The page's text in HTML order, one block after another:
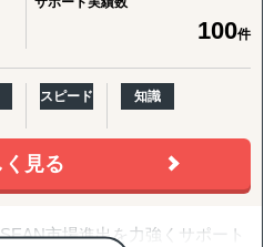
戦略を徹底的に解剖し、貴社
まで実施します。
の第一線を走る方への一次取
。
査ということもあり、匿名性
ます。そのため、クライアン
ております。
プ構築であることをポリシー
とスピーディーなバックアッ
した最適なソリューション
「どの国に・何を・どうやっ
ていない
ス・ノウハウが社内にない
理店をどう探せばよいかわか
したいが、出品・運用のノウ
物流の組み方に不安がある
100件
スピード 知識
見る
市場進出を力強くサポート